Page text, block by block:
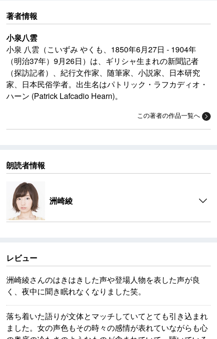
著者情報
小泉八雲
小泉 八雲（こいずみ やくも、1850年6月27日 - 1904年
（明治37年）9月26日）は、ギリシャ生まれの新聞記者
（探訪記者）、紀行文作家、随筆家、小説家、日本研究
家、日本民俗学者。出生名はパトリック・ラフカディオ・
ハーン (Patrick Lafcadio Hearn)。
この著者の作品一覧へ
朗読者情報
洲崎綾
レビュー
洲崎綾さんのはきはきした声や登場人物を表した声が良
く、夜中に聞き眠れなくなりました笑。
落ち着いた語りが文体とマッチしていてとても引き込まれ
ました。女の声色もその時々の感情が表れていながらも心